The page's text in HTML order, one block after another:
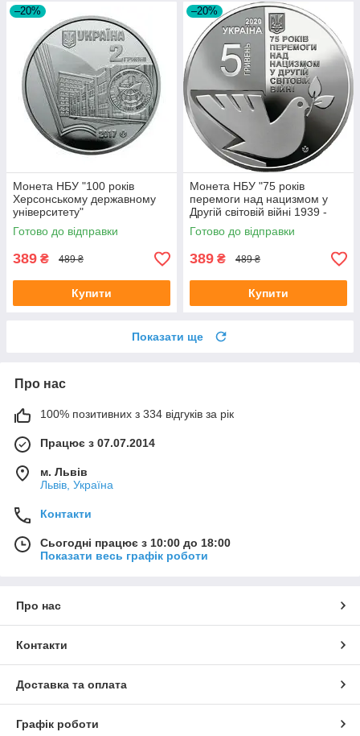
–20%
Монета НБУ "100 років
Херсонському державному
університету"
Готово до відправки
389 ₴ 489 ₴
Купити
–20%
Монета НБУ "75 років
перемоги над нацизмом у
Другій світовій війні 1939 -
1945 років"
Готово до відправки
389 ₴ 489 ₴
Купити
Показати ще
Про нас
100% позитивних з 334 відгуків за рік
Працює з 07.07.2014
м. Львів
Львів, Україна
Контакти
Сьогодні працює з 10:00 до 18:00
Показати весь графік роботи
Про нас
Контакти
Доставка та оплата
Графік роботи